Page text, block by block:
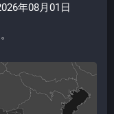
年08月01日